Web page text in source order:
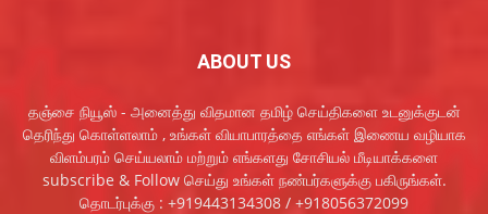
ABOUT US
தஞ்சை நியூஸ் - அனைத்து விதமான தமிழ் செய்திகளை உடனுக்குடன்
தெரிந்து கொள்ளலாம் , உங்கள் வியாபாரத்தை எங்கள் இணைய வழியாக
விளம்பரம் செய்யலாம் மற்றும் எங்களது சோசியல் மீடியாக்களை
subscribe & Follow செய்து உங்கள் நண்பர்களுக்கு பகிருங்கள்.
தொடர்புக்கு : +919443134308 / +918056372099